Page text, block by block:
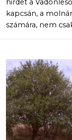
hirdet a
kapcsán, a
számára, nem